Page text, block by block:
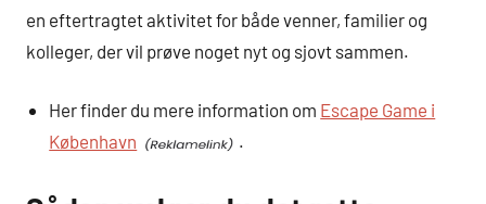
en eftertragtet aktivitet for både venner, familier og
kolleger, der vil prøve noget nyt og sjovt sammen.
Her finder du mere information om Escape Game i
København
.